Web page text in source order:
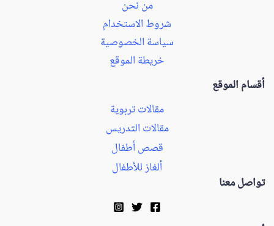
من نحن
شروط الاستخدام
سياسة الخصوصية
خريطة الموقع
أقسام الموقع
مقالات تربوية
مقالات التدريس
قصص أطفال
ألغاز للأطفال
تواصل معنا